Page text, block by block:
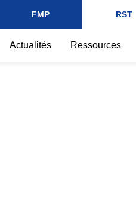
FMP RST
Actualités Ressources